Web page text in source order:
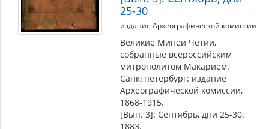
25-30
издание Археографической комиссии
Великие Минеи Четии,
собранные всероссийским
митрополитом Макарием.
Санктпетербург: издание
Археографической комиссии,
1868-1915.
[Вып. 3]: Сентябрь, дни 25-30.
1883.